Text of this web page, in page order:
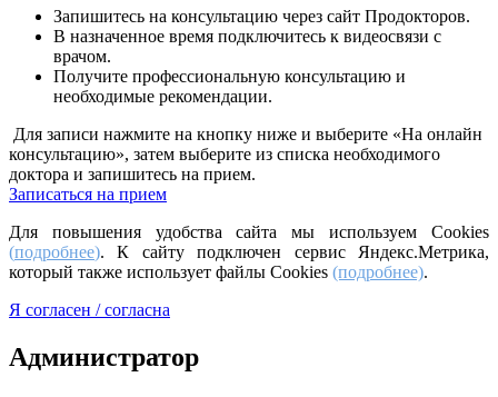
Запишитесь на консультацию через сайт Продокторов.
В назначенное время подключитесь к видеосвязи с
врачом.
Получите профессиональную консультацию и
необходимые рекомендации.
Для записи нажмите на кнопку ниже и выберите «На онлайн
консультацию», затем выберите из списка необходимого
доктора и запишитесь на прием.
Записаться на прием
Для повышения удобства сайта мы используем Cookies
(подробнее). К сайту подключен сервис Яндекс.Метрика,
который также использует файлы Cookies (подробнее).
Я согласен / согласна
Администратор